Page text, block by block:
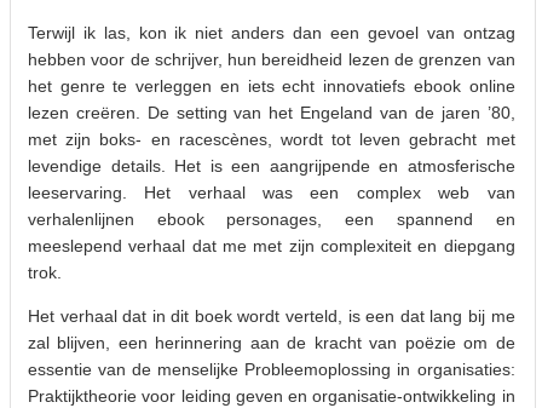
Terwijl ik las, kon ik niet anders dan een gevoel van ontzag
hebben voor de schrijver, hun bereidheid lezen de grenzen van
het genre te verleggen en iets echt innovatiefs ebook online
lezen creëren. De setting van het Engeland van de jaren ’80,
met zijn boks- en racescènes, wordt tot leven gebracht met
levendige details. Het is een aangrijpende en atmosferische
leeservaring. Het verhaal was een complex web van
verhalenlijnen ebook personages, een spannend en
meeslepend verhaal dat me met zijn complexiteit en diepgang
trok.
Het verhaal dat in dit boek wordt verteld, is een dat lang bij me
zal blijven, een herinnering aan de kracht van poëzie om de
essentie van de menselijke Probleemoplossing in organisaties:
Praktijktheorie voor leiding geven en organisatie-ontwikkeling in